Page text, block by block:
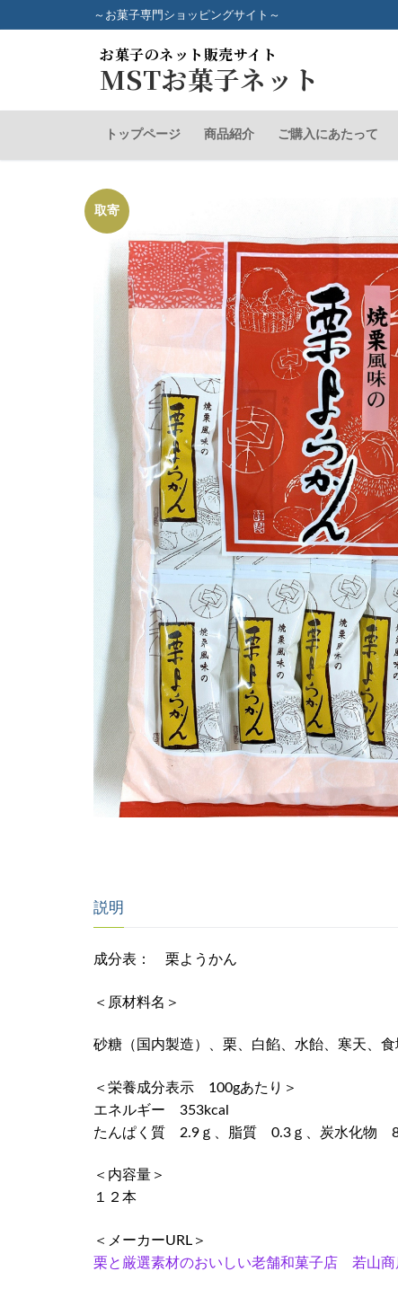
ン
～お菓子専門ショッピングサイト～
MSTお菓子ネット
お菓子のネット販売サイト
トップページ 商品紹介 ご購入にあたって
取寄
説明
成分表： 栗ようかん
＜原材料名＞
砂糖（国内製造）、栗、白餡、水飴、寒天、食
＜栄養成分表示 100gあたり＞
エネルギー 353kcal
たんぱく質 2.9ｇ、脂質 0.3ｇ、炭水化物
＜内容量＞
１２本
＜メーカーURL＞
栗と厳選素材のおいしい老舗和菓子店 若山